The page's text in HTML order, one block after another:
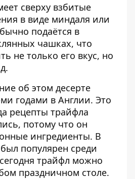
сверху взбитые
в виде миндаля или
подаётся в
чашках, что
не только его вкус, но
об этом десерте
годами в Англии. Это
рецепты трайфла
потому что он
ингредиенты. В
популярен среди
трайфл можно
праздничном столе.